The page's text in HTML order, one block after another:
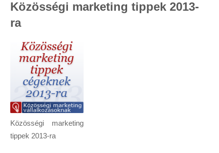
Közösségi marketing tippek 2013-
ra
Közösségi marketing
tippek 2013-ra